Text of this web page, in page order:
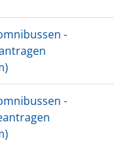
-
-